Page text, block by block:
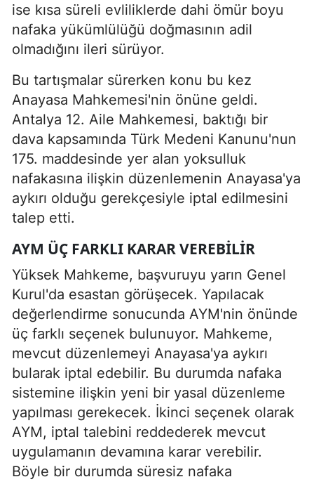
ise kısa süreli evliliklerde dahi ömür boyu
nafaka yükümlülüğü doğmasının adil
olmadığını ileri sürüyor.
Bu tartışmalar sürerken konu bu kez
Anayasa Mahkemesi'nin önüne geldi.
Antalya 12. Aile Mahkemesi, baktığı bir
dava kapsamında Türk Medeni Kanunu'nun
175. maddesinde yer alan yoksulluk
nafakasına ilişkin düzenlemenin Anayasa'ya
aykırı olduğu gerekçesiyle iptal edilmesini
talep etti.
AYM ÜÇ FARKLI KARAR VEREBILIR
Yüksek Mahkeme, başvuruyu yarın Genel
Kurul'da esastan görüşecek. Yapılacak
değerlendirme sonucunda AYM'nin önünde
üç farklı seçenek bulunuyor. Mahkeme,
mevcut düzenlemeyi Anayasa'ya aykırı
bularak iptal edebilir. Bu durumda nafaka
sistemine ilişkin yeni bir yasal düzenleme
yapılması gerekecek. İkinci seçenek olarak
AYM, iptal talebini reddederek mevcut
uygulamanın devamına karar verebilir.
Böyle bir durumda süresiz nafaka